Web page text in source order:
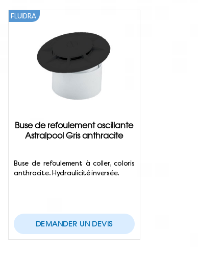
Buse de refoulement oscillante
Astralpool Gris anthracite
FLUIDRA
Buse de refoulement à coller, coloris
anthracite. Hydraulicité inversée.
DEMANDER UN DEVIS